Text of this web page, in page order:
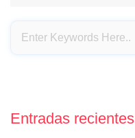
Entradas recientes